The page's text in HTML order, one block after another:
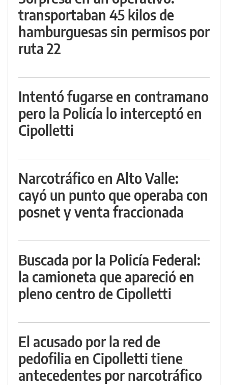
transportaban 45 kilos de
hamburguesas sin permisos por
ruta 22
Intentó fugarse en contramano
pero la Policía lo interceptó en
Cipolletti
Narcotráfico en Alto Valle:
cayó un punto que operaba con
posnet y venta fraccionada
Buscada por la Policía Federal:
la camioneta que apareció en
pleno centro de Cipolletti
El acusado por la red de
pedofilia en Cipolletti tiene
antecedentes por narcotráfico